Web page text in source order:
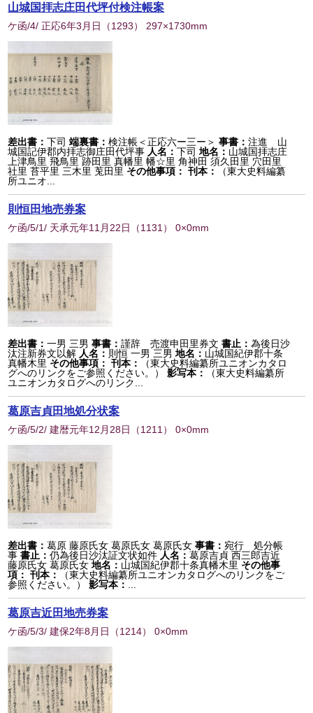
山城国拝志庄田代坪付検注帳案
ケ函/4/ 正応6年3月日 （1293） 297×1730mm
差出書：下司 端裏書：検注帳＜正応六ー三ー＞ 事書：注進 山
城国記伊郡内拝志御庄田代坪事 人名：下司 地名： 山城国拝志庄
上津鳥里 飛鳥里 跡田里 真幡里 幡☆里 角神田 須久田里 穴田里
社里 苔平里 三木里 莵田里 その他事項： 刊本：
（東大史料編纂
所ユニオ...
則恒田地売券案
ケ函/5/1/ 天承元年11月22日 （1131 ） 0×0mm
差出書：一男 三男 事書：謹辞 売渡申田里券文書止：為後日沙
汰注新券文以解 人名： 則恒 一男 三男 地名： 山城国紀伊郡十条
真幡木里 その他事項： 刊本：
（東大史料編纂所ユニオンカタロ
グへのリンクをご参照ください。）
影写本：
（東大史料編纂所
ユニオンカタログへのリンク...
葛原吉貞田地処分状案
ケ函/5/2/ 建暦元年12月28日 （1211 ） 0×0mm
差出書：葛原 藤原氏女 葛原氏女 葛原氏女 事書：宛行 処分帳
事書止：仍為後日沙汰証文状如件 人名：葛原吉貞 西三郎吉近
藤原氏女 葛原氏女 地名： 山城国紀伊郡十条真幡木里 その他事
項： 刊本：
（東大史料編纂所ユニオンカタログへのリンクをご
参照ください。）
影写本：
葛原吉近田地売券案
ケ函/5/3/ 建保2年8月日 （1214） 0×0mm